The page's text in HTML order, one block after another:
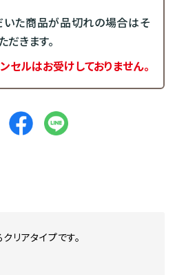
た商品が品切れの場合はそ
きます。
ルはお受けしておりません。
リアタイプです。